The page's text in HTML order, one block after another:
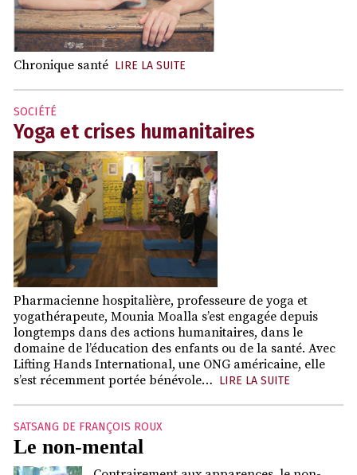
Chronique santé LIRE LA SUITE
SOCIÉTÉ
Yoga et crises humanitaires
Pharmacienne hospitalière, professeure de yoga et
yogathérapeute, Mounia Moalla s’est engagée depuis
longtemps dans des actions humanitaires, dans le
domaine de l’éducation des enfants ou de la santé. Avec
Lifting Hands International, une ONG américaine, elle
s’est récemment portée bénévole… LIRE LA SUITE
SATSANG DE FRANÇOIS ROUX
Le non-mental